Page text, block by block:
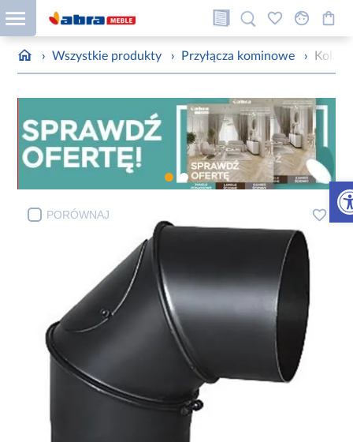
› Wszystkie produkty › Przyłącza kominowe ›
PORÓWNAJ